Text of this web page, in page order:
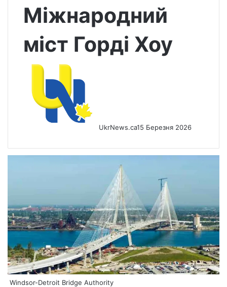
Міжнародний
міст Горді Хоу
UkrNews.ca15 Березня 2026
Windsor-Detroit Bridge Authority